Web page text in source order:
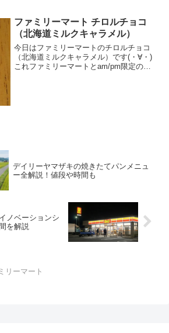
ファミリーマート チロルチョコ
（北海道ミルクキャラメル）
今日はファミリーマートのチロルチョコ
（北海道ミルクキャラメル）です(・∀・)
これファミリーマートとam/pm限定のよ
デイリーヤマザキの焼きたてパンメニュ
ー全解説！値段や時間も
ノベーションシ
を解説
リーマート